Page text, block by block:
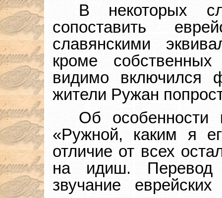
В некоторых
сопоставить
славянскими
кроме собственных
видимо
жители Ружан
Об особенности
«Ружной, каким я
отличие от всех
на идиш. Перевод
звучание